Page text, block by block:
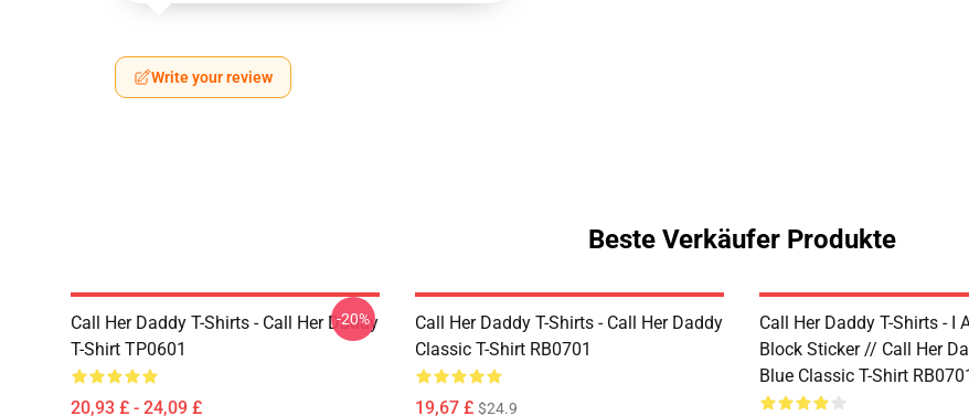
Write your review
Beste Verkäufer Produkte
Call Her Daddy T-Shirts - Call Her Daddy
T-Shirt TP0601
20,93 £ - 24,09 £
-20%
Call Her Daddy T-Shirts - Call Her Daddy
Classic T-Shirt RB0701
19,67 £ $24.9
Call Her Daddy T-Shirts - I
Block Sticker // Call Her
Blue Classic T-Shirt